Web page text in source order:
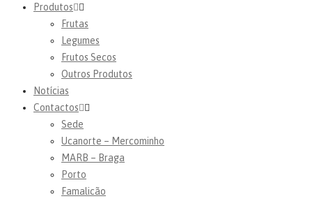
Produtos
Frutas
Legumes
Frutos Secos
Outros Produtos
Notícias
Contactos
Sede
Ucanorte – Mercominho
MARB – Braga
Porto
Famalicão